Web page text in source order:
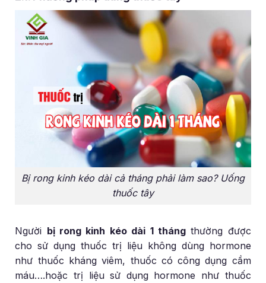
Bị rong kinh kéo dài cả tháng phải làm sao? Uống
thuốc tây
Người bị rong kinh kéo dài 1 thángthường được
cho sử dụng thuốc trị liệu không dùng hormone
như thuốc kháng viêm, thuốc có công dụng cầm
máu….hoặc trị liệu sử dụng hormone như thuốc